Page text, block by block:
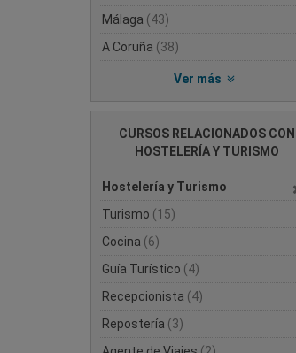
Málaga (43)
A Coruña (38)
Ver más
CURSOS RELACIONADOS CON
HOSTELERÍA Y TURISMO
Hostelería y Turismo
Turismo (15)
Cocina (6)
Guía Turístico (4)
Recepcionista (4)
Repostería (3)